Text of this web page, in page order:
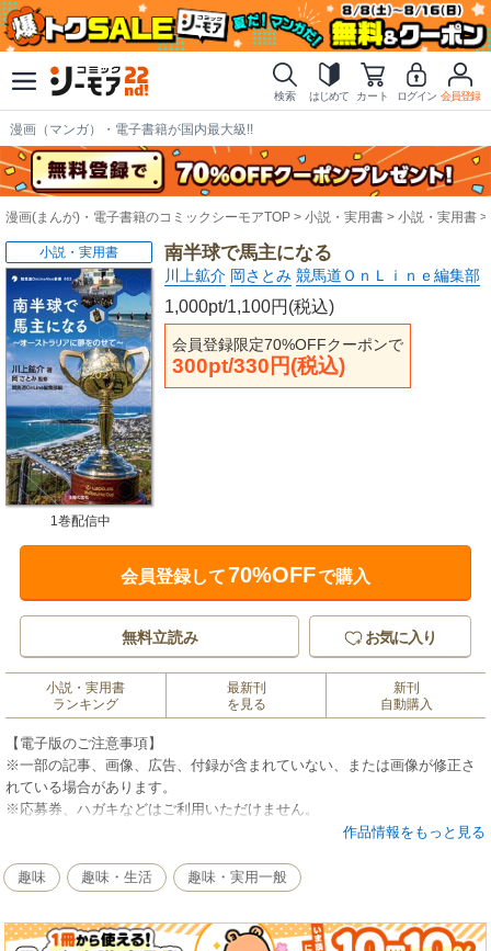
検索 はじめて カート ログイン 会員登録
漫画（マンガ）・電子書籍が国内最大級!!
漫画(まんが)・電子書籍のコミックシーモアTOP 小説・実用書 小説・実用書
南半球で馬主になる
川上鉱介 岡さとみ 競馬道ＯｎＬｉｎｅ編集部
1,000pt/1,100円(税込)
会員登録限定70%OFFクーポンで
300pt/330円(税込)
小説・実用書
1巻配信中
会員登録して70%OFFで購入
無料立読み お気に入り
小説・実用書
ランキング
最新刊
を見る
新刊
自動購入
【電子版のご注意事項】
※一部の記事、画像、広告、付録が含まれていない、または画像が修正さ
れている場合があります。
※応募券、ハガキなどはご利用いただけません。
※掲載時の商品やサービスは、時間の経過にともない提供が終了している
以上、あらかじめご了承の上お楽しみください。
日本に住みながらオーストラリアで競走馬の馬主やシンジケート会員にな
作品情報をもっと見る
趣味 趣味・生活 趣味・実用一般